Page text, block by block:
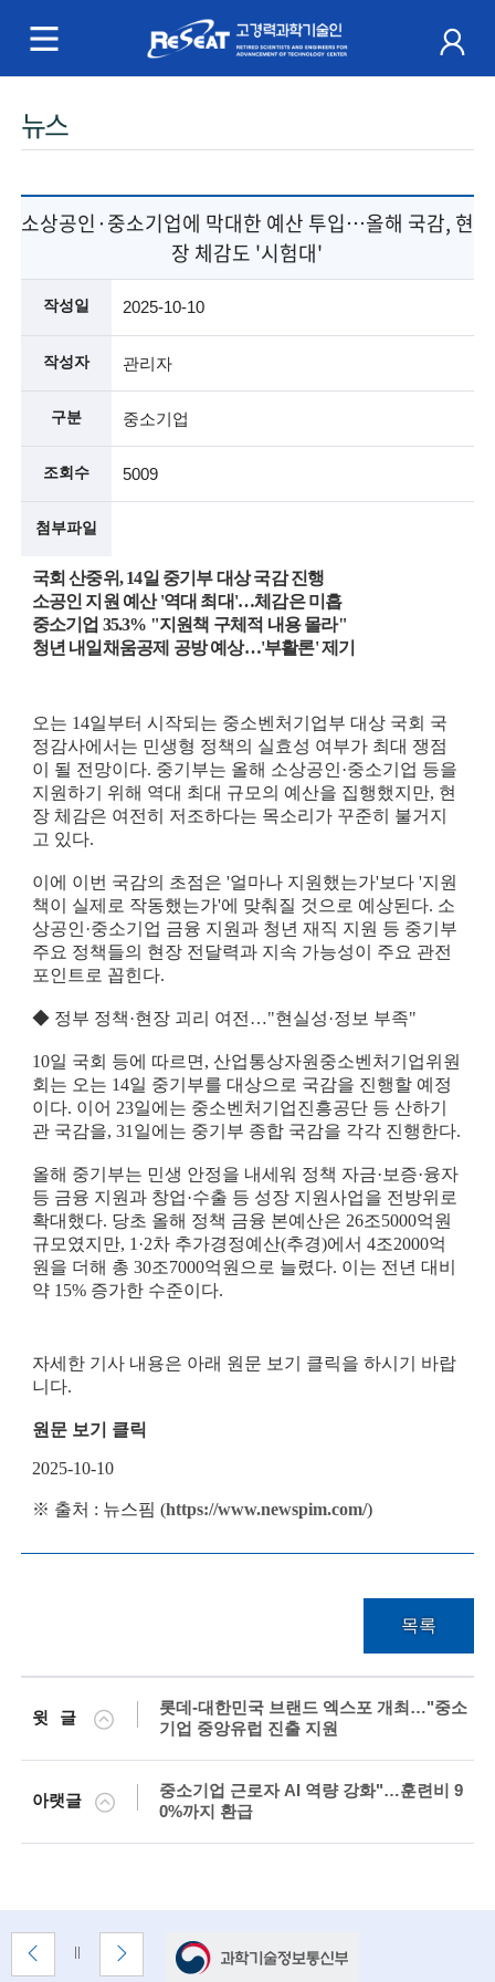
R
e
e
a
t
고
경
력
과
학
기
인
(
R
t
i
r
d
s
c
e
n
t
i
s
t
s
a
d
e
i
n
r
s
f
o
d
메
뉴스
소상공인·중소기업에 막대한 예산 투입…올해 국감, 현
장 체감도 '시험대'
작성일 2025-10-10
작성자 관리자
구분 중소기업
조회수 5009
첨부파일
국회 산중위, 14일 중기부 대상 국감 진행
소공인 지원 예산 '역대 최대'…체감은 미흡
중소기업 35.3% "지원책 구체적 내용 몰라"
청년 내일채움공제 공방 예상…'부활론' 제기
오는 14일부터 시작되는 중소벤처기업부 대상 국회 국
정감사에서는 민생형 정책의 실효성 여부가 최대 쟁점
이 될 전망이다. 중기부는 올해 소상공인·중소기업 등을
지원하기 위해 역대 최대 규모의 예산을 집행했지만, 현
장 체감은 여전히 저조하다는 목소리가 꾸준히 불거지
고 있다.
이에 이번 국감의 초점은 '얼마나 지원했는가'보다 '지원
책이 실제로 작동했는가'에 맞춰질 것으로 예상된다. 소
상공인·중소기업 금융 지원과 청년 재직 지원 등 중기부
주요 정책들의 현장 전달력과 지속 가능성이 주요 관전
포인트로 꼽힌다.
◆ 정부 정책·현장 괴리 여전…"현실성·정보 부족"
10일 국회 등에 따르면, 산업통상자원중소벤처기업위원
회는 오는 14일 중기부를 대상으로 국감을 진행할 예정
이다. 이어 23일에는 중소벤처기업진흥공단 등 산하기
관 국감을, 31일에는 중기부 종합 국감을 각각 진행한다.
올해 중기부는 민생 안정을 내세워 정책 자금·보증·융자
등 금융 지원과 창업·수출 등 성장 지원사업을 전방위로
확대했다. 당초 올해 정책 금융 본예산은 26조5000억원
규모였지만, 1·2차 추가경정예산(추경)에서 4조2000억
원을 더해 총 30조7000억원으로 늘렸다. 이는 전년 대비
약 15% 증가한 수준이다.
자세한 기사 내용은 아래 원문 보기 클릭을 하시기 바랍
니다.
원문 보기 클릭
2025-10-10
※ 출처 : 뉴스핌 (https://www.newspim.com/)
목록
윗글
롯데-대한민국 브랜드 엑스포 개최…"중소
기업 중앙유럽 진출 지원
아랫글
중소기업 근로자 AI 역량 강화"…훈련비 9
0%까지 환급
배
너 전
너
음